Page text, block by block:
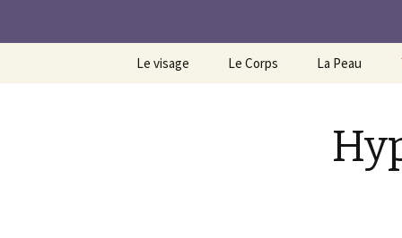
Aller au contenu principal
Le visage Le Corps La Peau
La Cellulite